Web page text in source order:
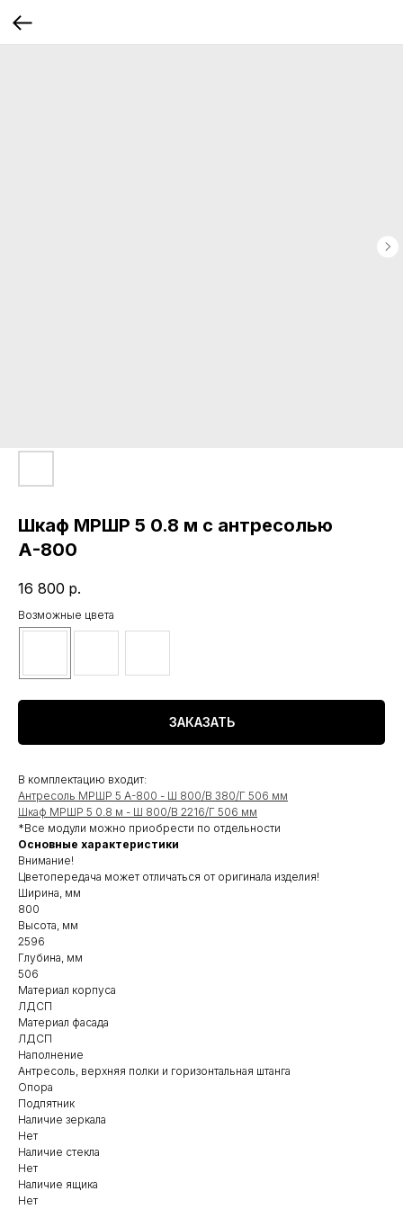
Шкаф МРШР 5 0.8 м с антресолью
А-800
16 800 р.
Возможные цвета
ЗАКАЗАТЬ
В комплектацию входит:
Антресоль МРШР 5 А-800 - Ш 800/В 380/Г 506 мм
Шкаф МРШР 5 0.8 м - Ш 800/В 2216/Г 506 мм
*Все модули можно приобрести по отдельности
Основные характеристики
Внимание!
Цветопередача может отличаться от оригинала изделия!
Ширина, мм
800
Высота, мм
2596
Глубина, мм
506
Материал корпуса
ЛДСП
Материал фасада
ЛДСП
Наполнение
Антресоль, верхняя полки и горизонтальная штанга
Опора
Подпятник
Наличие зеркала
Нет
Наличие стекла
Нет
Наличие ящика
Нет